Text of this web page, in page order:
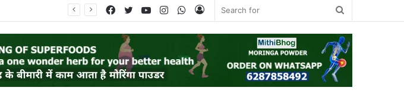
Log
WhatsApp
Instagram
YouTube
Twitter
Facebook